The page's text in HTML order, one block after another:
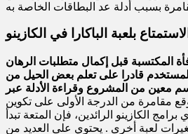
بلعبة الباكارا في الكازينو
المكتسبة قبل إكمال متطلبات الرهان
قادرا على تعلم بعض الحيل من
معين من المشروع وقراءة الأدلة عبر
مقامرة من الدرجة الأولى على تكوين
الكازينو الرائدين، فإن المتعة تبدأ
لعبة أخرى . يحتوي على العديد من